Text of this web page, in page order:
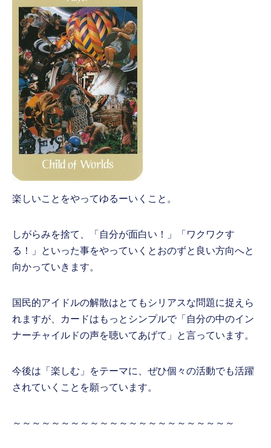
楽しいことをやってゆるーいくこと。
しがらみを捨て、「自分が面白い！」「ワクワクす
る！」といった事をやっていくとおのずと良い方向へと
向かっていきます。
国民的アイドルの解散はとてもシリアスな問題に捉えら
れますが、カードはもっとシンプルで「自分の中のイン
ナーチャイルドの声を聴いてあげて」と言っています。
今後は「楽しむ」をテーマに、ぜひ個々の活動でも活躍
されていくことを願っています。
～～～～～～～～～～～～～～～～～～～～～～～